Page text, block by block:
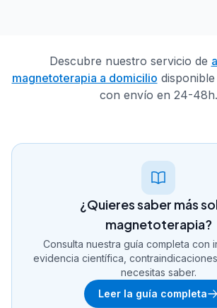
Descubre nuestro servicio de
magnetoterapia a domicilio
con envío en 24-48h.
¿Quieres saber más
magnetoterapia?
Consulta nuestra guía completa con
evidencia científica,
necesitas saber.
Leer la guía completa